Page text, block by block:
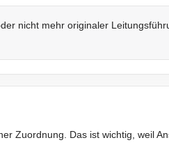
nicht mehr originaler
Zuordnung. Das ist wichtig, weil